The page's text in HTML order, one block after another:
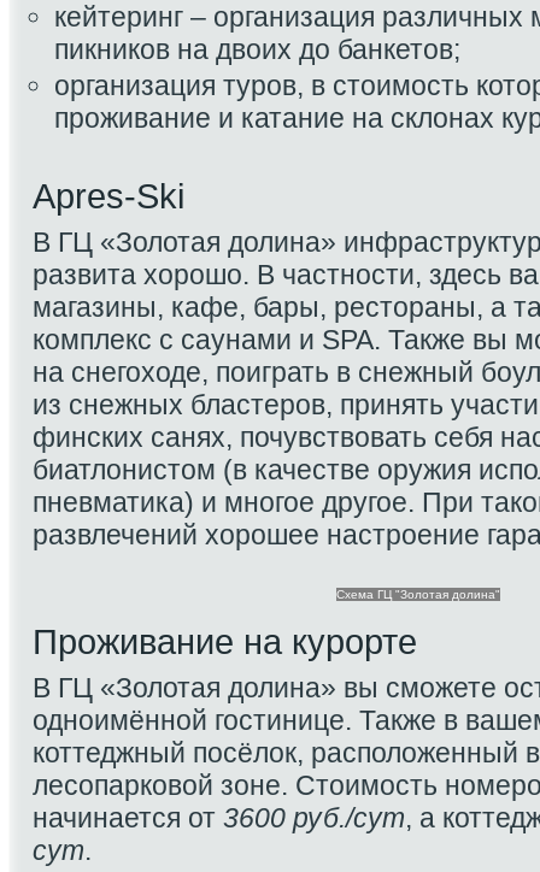
кейтеринг – организация различных
пикников на двоих до банкетов;
организация туров, в стоимость
проживание и катание на склонах
Apres-Ski
В ГЦ «Золотая долина»
развита хорошо. В частности, здесь
магазины, кафе, бары, рестораны, а
комплекс с саунами и SPA. Также вы
на снегоходе, поиграть в снежный
из снежных бластеров, принять
финских санях, почувствовать себя
биатлонистом (в качестве оружия
пневматика) и многое другое. При
развлечений хорошее настроение
Схема ГЦ "Золотая долина"
Проживание на курорте
В ГЦ «Золотая долина» вы сможете
одноимённой гостинице. Также в
коттеджный посёлок, расположенный
лесопарковой зоне. Стоимость
начинается от 3600 руб./сут, а
сут.